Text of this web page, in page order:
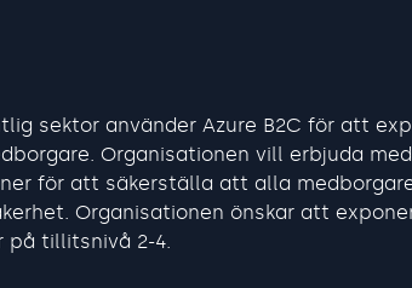
sektor använder Azure B2C för att
Organisationen vill erbjuda
för att säkerställa att alla
Organisationen önskar att
på tillitsnivå 2-4.